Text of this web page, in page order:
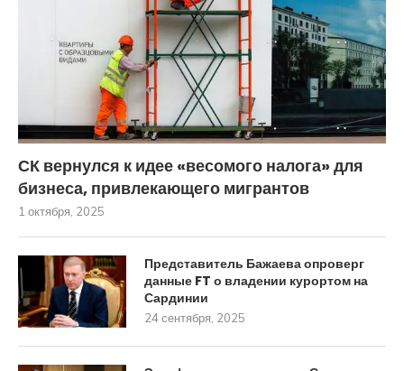
СК вернулся к идее «весомого налога» для
бизнеса, привлекающего мигрантов
1 октября, 2025
Представитель Бажаева опроверг
данные FT о владении курортом на
Сардинии
24 сентября, 2025